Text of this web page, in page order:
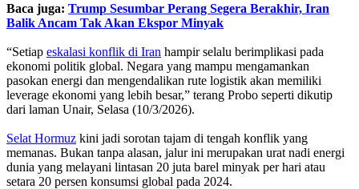
Baca juga: Trump Sesumbar Perang Segera Berakhir, Iran
Balik Ancam Tak Akan Ekspor Minyak
“Setiap eskalasi konflik di Iran hampir selalu berimplikasi pada
ekonomi politik global. Negara yang mampu mengamankan
pasokan energi dan mengendalikan rute logistik akan memiliki
leverage ekonomi yang lebih besar,” terang Probo seperti dikutip
dari laman Unair, Selasa (10/3/2026).
Selat Hormuz kini jadi sorotan tajam di tengah konflik yang
memanas. Bukan tanpa alasan, jalur ini merupakan urat nadi energi
dunia yang melayani lintasan 20 juta barel minyak per hari atau
setara 20 persen konsumsi global pada 2024.